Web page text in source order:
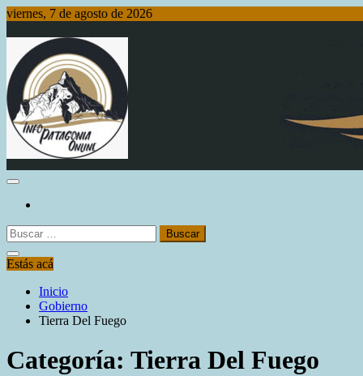
Saltar
contenido
viernes, 7 de agosto de 2026
Info Patagonia Online
Buscar:
Estás acá
Inicio
Gobierno
Tierra Del Fuego
Categoría: Tierra Del Fuego